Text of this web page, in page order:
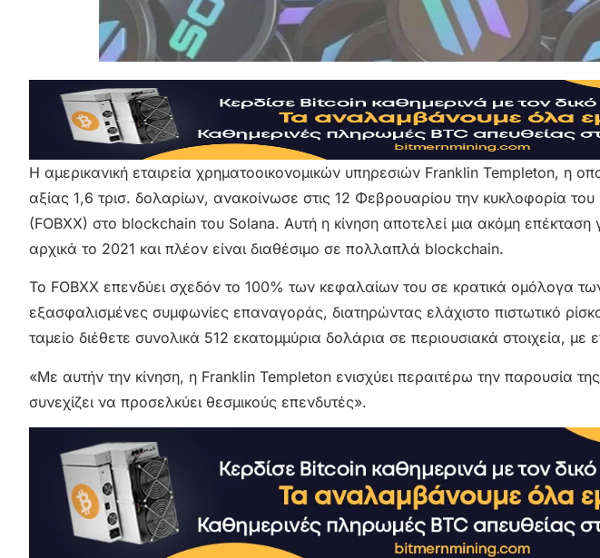
Η αμερικανική εταιρεία χρηματοοικονομικών υπηρεσιών Franklin Templeton, η
αξίας 1,6 τρισ. δολαρίων, ανακοίνωσε στις 12 Φεβρουαρίου την κυκλοφορία
(FOBXX) στο blockchain του Solana. Αυτή η κίνηση αποτελεί μια ακόμη επέκταση
αρχικά το 2021 και πλέον είναι διαθέσιμο σε πολλαπλά blockchain.
Το FOBXX επενδύει σχεδόν το 100% των κεφαλαίων του σε κρατικά ομόλογα
εξασφαλισμένες συμφωνίες επαναγοράς, διατηρώντας ελάχιστο πιστωτικό
ταμείο διέθετε συνολικά 512 εκατομμύρια δολάρια σε περιουσιακά στοιχεία,
«Με αυτήν την κίνηση, η Franklin Templeton ενισχύει περαιτέρω την παρουσία
συνεχίζει να προσελκύει θεσμικούς επενδυτές».